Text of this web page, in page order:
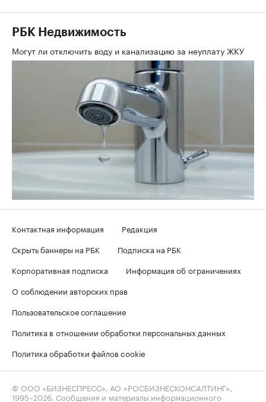
РБК Недвижимость
Могут ли отключить воду и канализацию за неуплату ЖКУ
Контактная информация
Редакция
Скрыть баннеры на РБК
Подписка на РБК
Корпоративная подписка
Информация об ограничениях
О соблюдении авторских прав
Пользовательское соглашение
Политика в отношении обработки персональных данных
Политика обработки файлов cookie
© ООО «БИЗНЕСПРЕСС», АО «РОСБИЗНЕСКОНСАЛТИНГ»,
1995–2026 . Сообщения и материалы информационного